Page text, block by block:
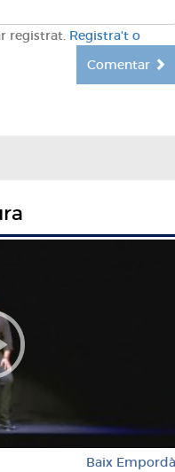
registrat. Registra't o
Comentar
Baix Empordà